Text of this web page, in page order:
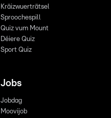
Kräizwuerträtsel
Sproochespill
Quiz vum Mount
Déiere Quiz
Sport Quiz
Jobs
Jobdag
Moovijob